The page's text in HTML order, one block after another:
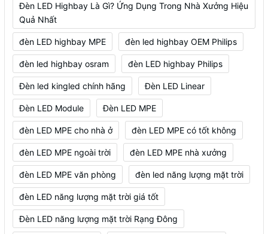
Đèn LED Highbay Là Gì? Ứng Dụng Trong Nhà Xưởng Hiệu
Quả Nhất
đèn LED highbay MPE đèn led highbay OEM Philips
đèn led highbay osram đèn LED highbay Philips
Đèn led kingled chính hãng Đèn LED Linear
Đèn LED Module Đèn LED MPE
đèn LED MPE cho nhà ở đèn LED MPE có tốt không
đèn LED MPE ngoài trời đèn LED MPE nhà xưởng
đèn LED MPE văn phòng đèn led năng lượng mặt trời
đèn LED năng lượng mặt trời giá tốt
Đèn LED năng lượng mặt trời Rạng Đông